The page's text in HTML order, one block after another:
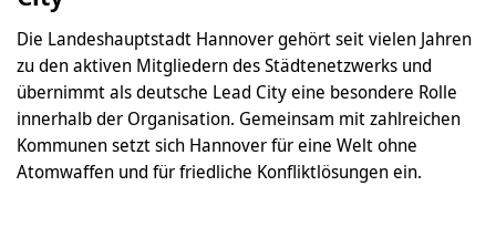
Die Landeshauptstadt Hannover gehört seit vielen Jahren
zu den aktiven Mitgliedern des Städtenetzwerks und
übernimmt als deutsche Lead City eine besondere Rolle
innerhalb der Organisation. Gemeinsam mit zahlreichen
Kommunen setzt sich Hannover für eine Welt ohne
Atomwaffen und für friedliche Konfliktlösungen ein.